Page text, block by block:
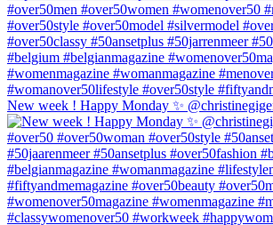
New week ! Happy Monday ✨